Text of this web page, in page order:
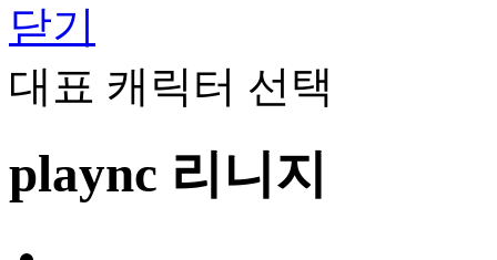
닫기
대표 캐릭터 선택
plaync 리니지